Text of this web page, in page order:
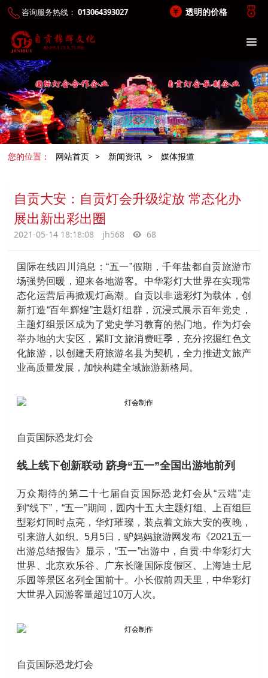
咨询服务热线： 013064393027 透明的价格
您的位置： 网站首页 > 新闻资讯 > 媒体报道
自贡大安：自贡灯会升级绽放 常态化办
展出新出彩出圈
2021-05-14 18:18:08 jh568 68
国际在线四川消息：“五一”假期，千年盐都自贡旅游市
场强势回暖，迎来各地游客。中华彩灯大世界在实现常
态化运营后再掀观灯高潮。自贡以非遗彩灯为载体，创
新打造“百年辉煌”主题灯组群，沉浸式展示百年党史，
主题灯组景区成为了党史学习教育的热门地。作为灯会
举办地的大安区，紧盯文旅消费旺季，充分挖掘红色文
化旅游，以创建天府旅游名县为契机，全力推进文旅产
业高质量发展，加快构建全域旅游新格局。
自贡国际恐龙灯会
线上线下创新联动 跻身“五一”全国出游地前列
万众期待的第二十七届自贡国际恐龙灯会从“云端”走
到“线下”，“五一”期间，园内十五大主题灯组、上百组巨
型彩灯同时点亮，华灯璀璨，装点着文旅大安的夜晚，
引来游人如织。5月5日，驴妈妈旅游网发布《2021五一
出游总结报告》显示，“五一”出游中，自贡·中华彩灯大
世界、北京欢乐谷、广东长隆国际度假区、上海迪士尼
乐园等景区名列全国前十。小长假前四天里，中华彩灯
大世界入园游客量超过10万人次。
自贡国际恐龙灯会